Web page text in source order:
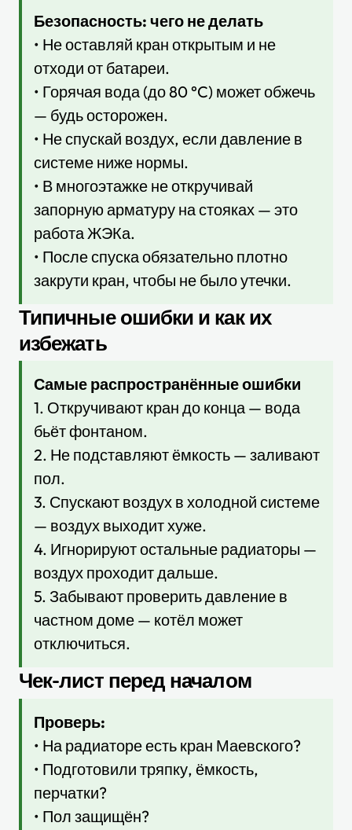
Безопасность: чего не делать
• Не оставляй кран открытым и не
отходи от батареи.
• Горячая вода (до 80 °C) может обжечь
— будь осторожен.
• Не спускай воздух, если давление в
системе ниже нормы.
• В многоэтажке не откручивай
запорную арматуру на стояках — это
работа ЖЭКа.
• После спуска обязательно плотно
закрути кран, чтобы не было утечки.
Типичные ошибки и как их
избежать
Самые распространённые ошибки
1. Откручивают кран до конца — вода
бьёт фонтаном.
2. Не подставляют ёмкость — заливают
пол.
3. Спускают воздух в холодной системе
— воздух выходит хуже.
4. Игнорируют остальные радиаторы —
воздух проходит дальше.
5. Забывают проверить давление в
частном доме — котёл может
отключиться.
Чек-лист перед началом
Проверь:
• На радиаторе есть кран Маевского?
• Подготовили тряпку, ёмкость,
перчатки?
• Пол защищён?